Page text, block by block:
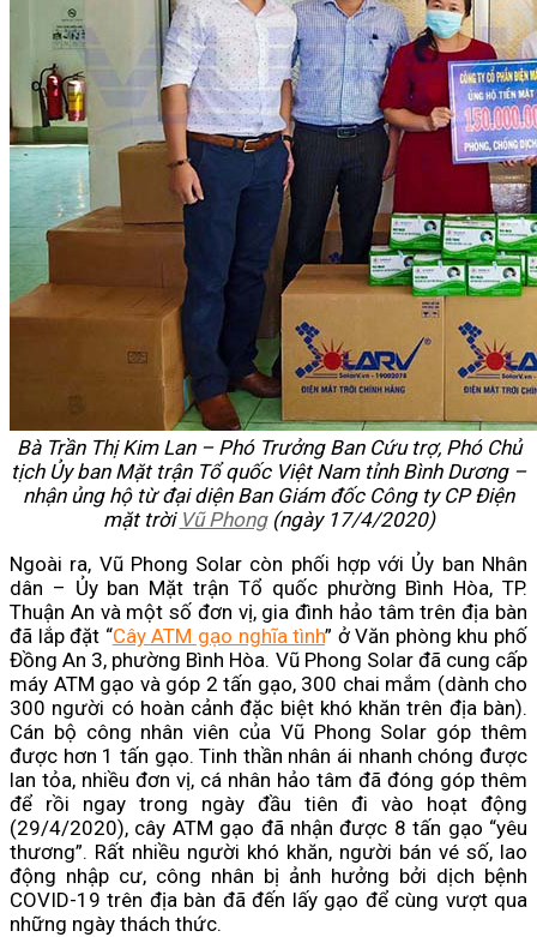
Bà Trần Thị Kim Lan – Phó Trưởng Ban Cứu trợ, Phó Chủ
tịch Ủy ban Mặt trận Tổ quốc Việt Nam tỉnh Bình Dương –
nhận ủng hộ từ đại diện Ban Giám đốc Công ty CP Điện
mặt trời Vũ Phong(ngày 17/4/2020)
Ngoài ra, Vũ Phong Solar còn phối hợp với Ủy ban Nhân
dân – Ủy ban Mặt trận Tổ quốc phường Bình Hòa, TP.
Thuận An và một số đơn vị, gia đình hảo tâm trên địa bàn
đã lắp đặt “Cây ATM gạo nghĩa tình” ở Văn phòng khu phố
Đồng An 3, phường Bình Hòa. Vũ Phong Solar đã cung cấp
máy ATM gạo và góp 2 tấn gạo, 300 chai mắm (dành cho
300 người có hoàn cảnh đặc biệt khó khăn trên địa bàn).
Cán bộ công nhân viên của Vũ Phong Solar góp thêm
được hơn 1 tấn gạo. Tinh thần nhân ái nhanh chóng được
lan tỏa, nhiều đơn vị, cá nhân hảo tâm đã đóng góp thêm
để rồi ngay trong ngày đầu tiên đi vào hoạt động
(29/4/2020), cây ATM gạo đã nhận được 8 tấn gạo “yêu
thương”. Rất nhiều người khó khăn, người bán vé số, lao
động nhập cư, công nhân bị ảnh hưởng bởi dịch bệnh
COVID-19 trên địa bàn đã đến lấy gạo để cùng vượt qua
những ngày thách thức.